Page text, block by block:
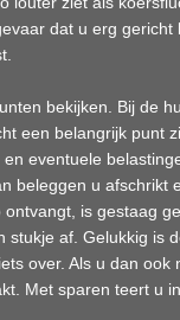
dat u erg
bekijken. Bij de
een belangrijk punt
eventuele
beleggen u afschrikt
is gestaag
af. Gelukkig is
over. Als u dan ook
Met sparen teert u